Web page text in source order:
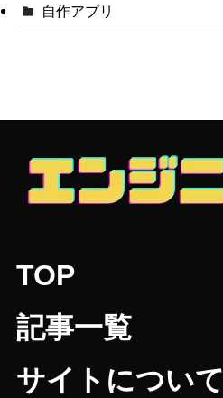
自作アプリ
TOP
記事一覧
サイトについて